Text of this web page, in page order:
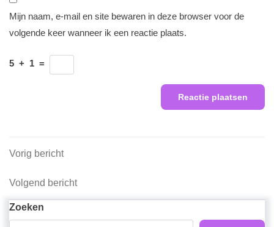
Mijn naam, e-mail en site bewaren in deze browser voor de
volgende keer wanneer ik een reactie plaats.
5 + 1 =
Berichtnavigatie
Vorig
Vorig bericht
Volgend
Volgend bericht
Zoeken